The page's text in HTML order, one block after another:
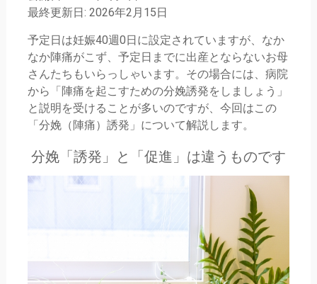
最終更新日: 2026年2月15日
予定日は妊娠40週0日に設定されていますが、なか
なか陣痛がこず、予定日までに出産とならないお母
さんたちもいらっしゃいます。その場合には、病院
から「陣痛を起こすための分娩誘発をしましょう」
と説明を受けることが多いのですが、今回はこの
「分娩（陣痛）誘発」について解説します。
分娩「誘発」と「促進」は違うものです